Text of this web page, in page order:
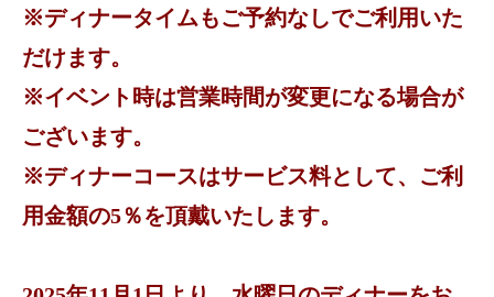
※ディナータイムもご予約なしでご利用いた
だけます。
※イベント時は営業時間が変更になる場合が
ございます。
※ディナーコースはサービス料として、ご利
用金額の5％を頂戴いたします。